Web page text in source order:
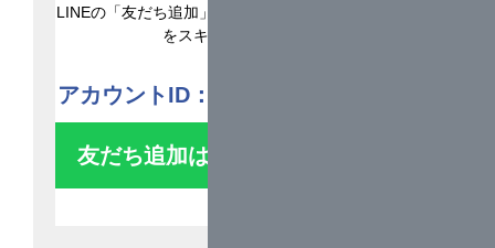
す。
2025年9月11日、12日の2日間、山形テルサで開
催される全地連「技術フォーラム2025」山形
出展いたします。
LINEの「友だち追加」から、ID検索するか、QRコード
をスキャンしてください
アカウントID：@oyoks
友だち追加はこちら